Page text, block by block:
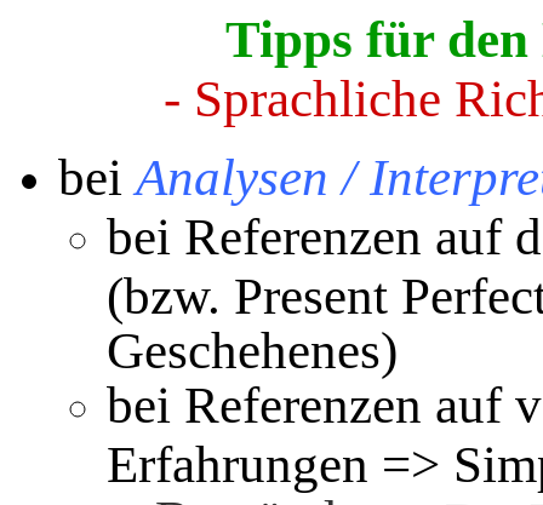
Tipps für
- Sprachliche
beiAnalysen /
bei Referenzen auf
(bzw. Present
Geschehenes)
bei Referenzen auf
Erfahrungen =>